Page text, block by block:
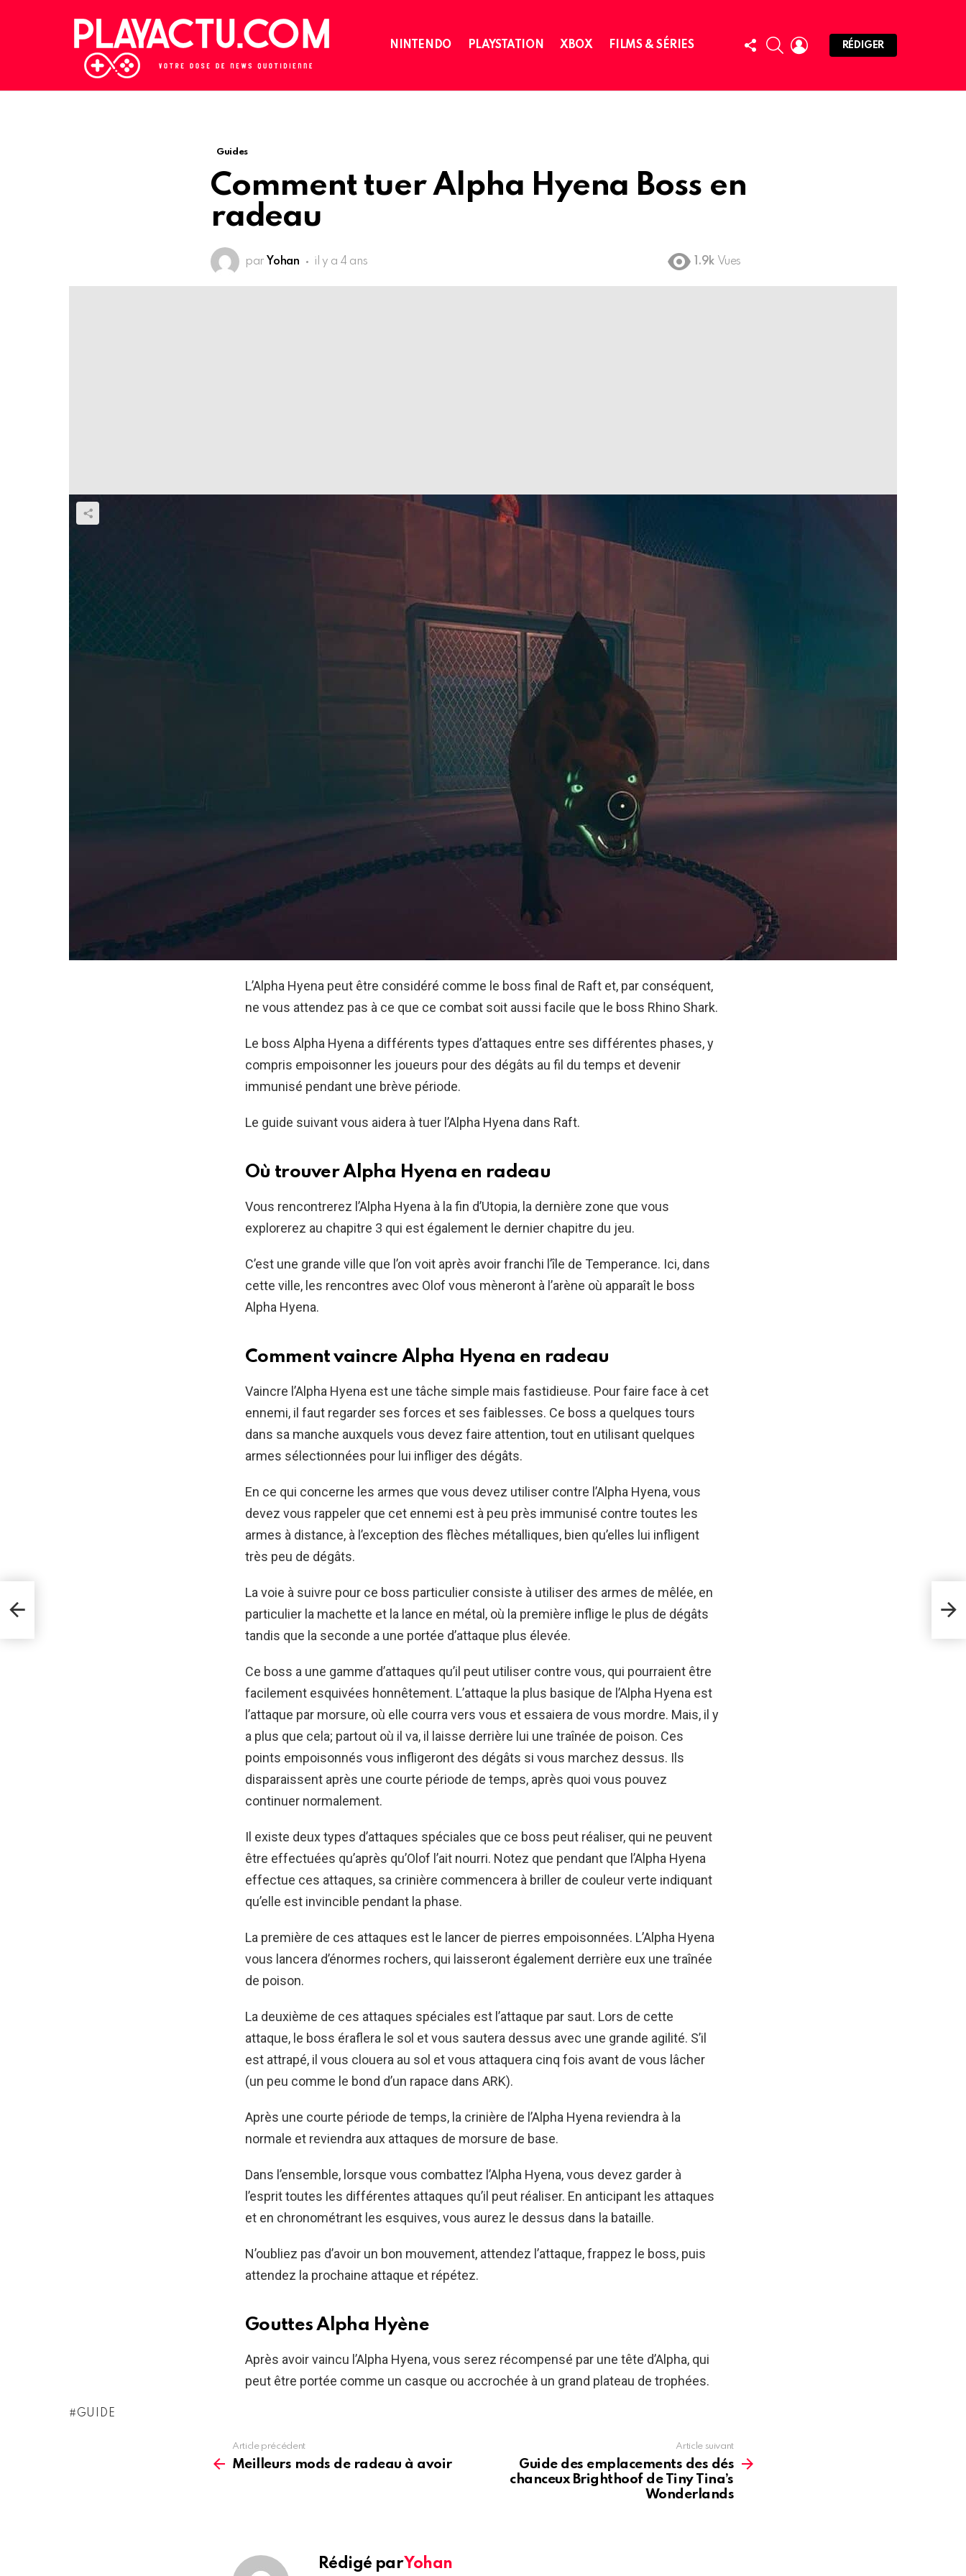
NINTENDO PLAYSTATION XBOX FILMS & SÉRIES
FOLLOW
US
SEARCHLOGIN
RÉDIGER
Guides
Comment tuer Alpha Hyena Boss en
radeau
par Yohan il y a 4 ans 1.9k Vues
L’Alpha Hyena peut être considéré comme le boss final de Raft et, par conséquent,
ne vous attendez pas à ce que ce combat soit aussi facile que le boss Rhino Shark.
Le boss Alpha Hyena a différents types d’attaques entre ses différentes phases, y
compris empoisonner les joueurs pour des dégâts au fil du temps et devenir
immunisé pendant une brève période.
Le guide suivant vous aidera à tuer l’Alpha Hyena dans Raft.
Où trouver Alpha Hyena en radeau
Vous rencontrerez l’Alpha Hyena à la fin d’Utopia, la dernière zone que vous
explorerez au chapitre 3 qui est également le dernier chapitre du jeu.
C’est une grande ville que l’on voit après avoir franchi l’île de Temperance. Ici, dans
cette ville, les rencontres avec Olof vous mèneront à l’arène où apparaît le boss
Alpha Hyena.
Comment vaincre Alpha Hyena en radeau
Vaincre l’Alpha Hyena est une tâche simple mais fastidieuse. Pour faire face à cet
ennemi, il faut regarder ses forces et ses faiblesses. Ce boss a quelques tours
dans sa manche auxquels vous devez faire attention, tout en utilisant quelques
armes sélectionnées pour lui infliger des dégâts.
En ce qui concerne les armes que vous devez utiliser contre l’Alpha Hyena, vous
devez vous rappeler que cet ennemi est à peu près immunisé contre toutes les
armes à distance, à l’exception des flèches métalliques, bien qu’elles lui infligent
très peu de dégâts.
La voie à suivre pour ce boss particulier consiste à utiliser des armes de mêlée, en
particulier la machette et la lance en métal, où la première inflige le plus de dégâts
tandis que la seconde a une portée d’attaque plus élevée.
Ce boss a une gamme d’attaques qu’il peut utiliser contre vous, qui pourraient être
facilement esquivées honnêtement. L’attaque la plus basique de l’Alpha Hyena est
l’attaque par morsure, où elle courra vers vous et essaiera de vous mordre. Mais, il y
a plus que cela; partout où il va, il laisse derrière lui une traînée de poison. Ces
points empoisonnés vous infligeront des dégâts si vous marchez dessus. Ils
disparaissent après une courte période de temps, après quoi vous pouvez
continuer normalement.
Il existe deux types d’attaques spéciales que ce boss peut réaliser, qui ne peuvent
être effectuées qu’après qu’Olof l’ait nourri. Notez que pendant que l’Alpha Hyena
effectue ces attaques, sa crinière commencera à briller de couleur verte indiquant
qu’elle est invincible pendant la phase.
La première de ces attaques est le lancer de pierres empoisonnées. L’Alpha Hyena
vous lancera d’énormes rochers, qui laisseront également derrière eux une traînée
de poison.
La deuxième de ces attaques spéciales est l’attaque par saut. Lors de cette
attaque, le boss éraflera le sol et vous sautera dessus avec une grande agilité. S’il
est attrapé, il vous clouera au sol et vous attaquera cinq fois avant de vous lâcher
(un peu comme le bond d’un rapace dans ARK).
Après une courte période de temps, la crinière de l’Alpha Hyena reviendra à la
normale et reviendra aux attaques de morsure de base.
Dans l’ensemble, lorsque vous combattez l’Alpha Hyena, vous devez garder à
l’esprit toutes les différentes attaques qu’il peut réaliser. En anticipant les attaques
et en chronométrant les esquives, vous aurez le dessus dans la bataille.
N’oubliez pas d’avoir un bon mouvement, attendez l’attaque, frappez le boss, puis
attendez la prochaine attaque et répétez.
Gouttes Alpha Hyène
Après avoir vaincu l’Alpha Hyena, vous serez récompensé par une tête d’Alpha, qui
peut être portée comme un casque ou accrochée à un grand plateau de trophées.
GUIDE
more
Article précédent
Meilleurs mods de radeau à avoir
Article suivant
Guide des emplacements des dés
chanceux Brighthoof de Tiny Tina’s
Wonderlands
Rédigé parYohan